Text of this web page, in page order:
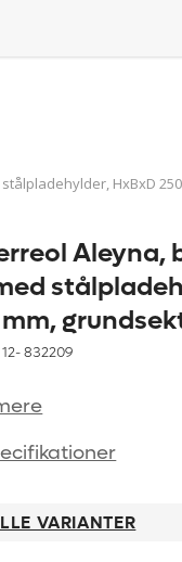
HxBxD
Aleyna,
832209
VARIANTER